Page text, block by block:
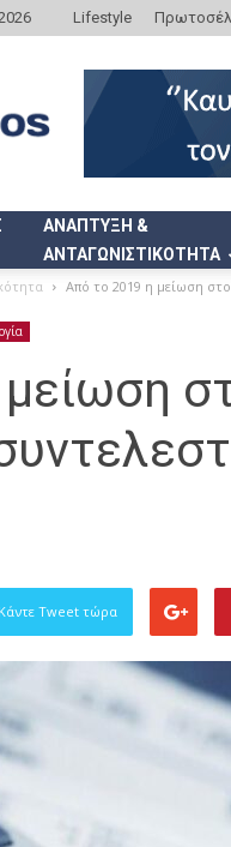
Lifestyle
ΑΝΑΠΤΥΞΗ &
ΑΝΤΑΓΩΝΙΣΤΙΚΟΤΗΤΑ
Από το 2019 η μείωση
Κάντε Tweet τώρα